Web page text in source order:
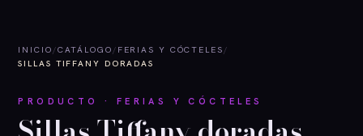
INICIO /CATÁLOGO / FERIAS Y CÓCTELES /
SILLAS TIFFANY DORADAS
PRODUCTO · FERIAS Y CÓCTELES